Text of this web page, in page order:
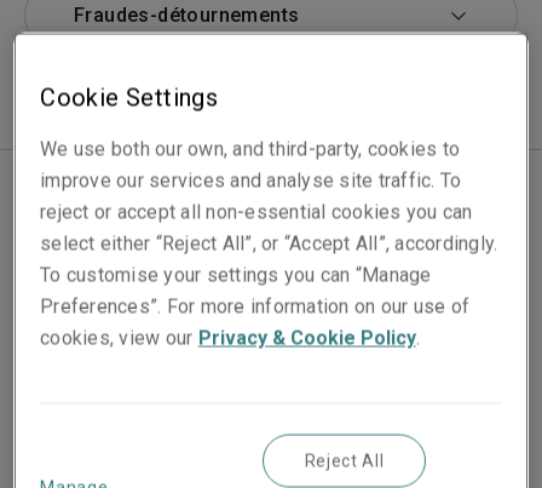
Fraudes-détournements
Une entreprise peut être exposée à des risques tant
externes qu’internes. Très souvent, on sous-estime
ces derniers, par exemple les situations dans
négligence ou lorsque des dirigeants abusent
l’évolution technologiques peuvent aussi représenter
un danger par les fraudes-détournements et le crime
Cookie Settings
We use both our own, and third-party, cookies to
improve our services and analyse site traffic. To
reject or accept all non-essential cookies you can
select either “Reject All”, or “Accept All”, accordingly.
To customise your settings you can “Manage
Preferences”. For more information on our use of
cookies, view our Privacy & Cookie Policy.
Reject All